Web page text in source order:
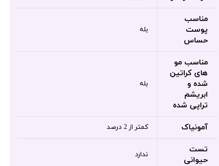
مناسب
پوست
حساس
بله
مناسب مو
های کراتین
شده و
ابریشم
تراپی شده
بله
آمونیاک کمتر از 2 درصد
تست
حیوانی
ندارد